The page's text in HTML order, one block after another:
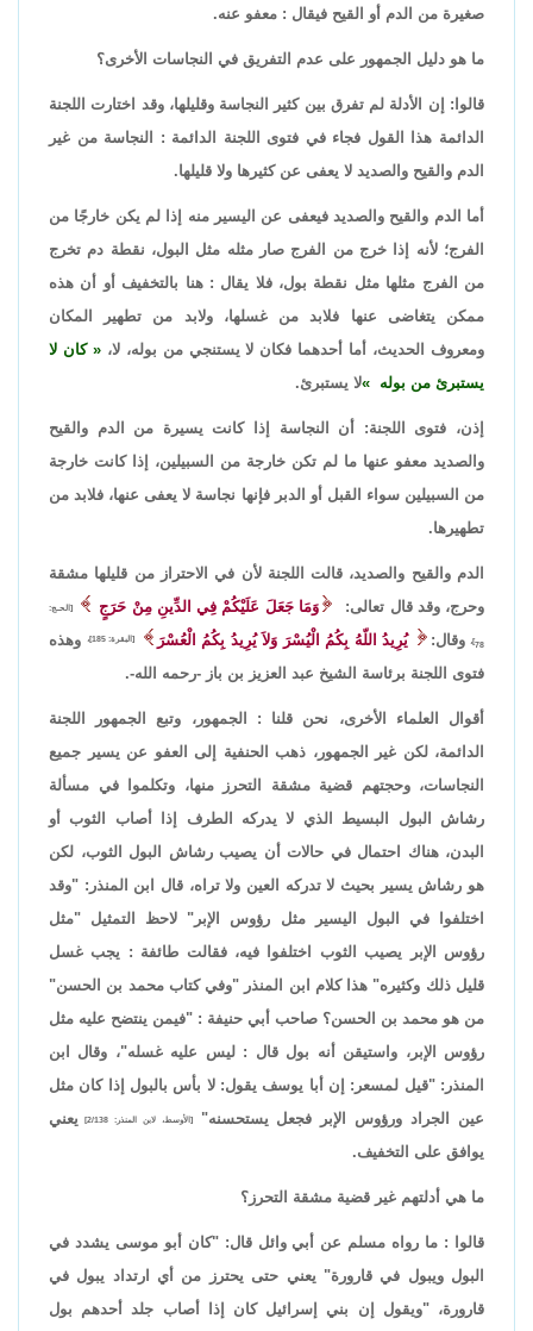
صغيرة من الدم أو القيح فيقال : معفو عنه.
ما هو دليل الجمهور على عدم التفريق في النجاسات الأخرى؟
قالوا: إن الأدلة لم تفرق بين كثير النجاسة وقليلها، وقد اختارت اللجنة
الدائمة هذا القول فجاء في فتوى اللجنة الدائمة : النجاسة من غير
الدم والقيح والصديد لا يعفى عن كثيرها ولا قليلها.
أما الدم والقيح والصديد فيعفى عن اليسير منه إذا لم يكن خارجًا من
الفرج؛ لأنه إذا خرج من الفرج صار مثله مثل البول، نقطة دم تخرج
من الفرج مثلها مثل نقطة بول، فلا يقال : هنا بالتخفيف أو أن هذه
ممكن يتغاضى عنها فلابد من غسلها، ولابد من تطهير المكان
ومعروف الحديث، أما أحدهما فكان لا يستنجي من بوله، لا،
كان لا
يستبرئ من بوله
لا يستبرئ.
إذن، فتوى اللجنة: أن النجاسة إذا كانت يسيرة من الدم والقيح
والصديد معفو عنها ما لم تكن خارجة من السبيلين، إذا كانت خارجة
من السبيلين سواء القبل أو الدبر فإنها نجاسة لا يعفى عنها، فلابد من
تطهيرها.
الدم والقيح والصديد، قالت اللجنة لأن في الاحتراز من قليلها مشقة
وحرج، وقد قال تعالى:
وَمَا جَعَلَ عَلَيْكُمْ فِي الدِّينِ مِنْ حَرَجٍ [الحـج:
78]، وقال: يُرِيدُ اللّهُ بِكُمُ الْيُسْرَ وَلاَ يُرِيدُ بِكُمُ الْعُسْرَ [البقرة: 185]،
وهذه
فتوى اللجنة برئاسة الشيخ عبد العزيز بن باز -رحمه الله-.
أقوال العلماء الأخرى، نحن قلنا : الجمهور، وتبع الجمهور اللجنة
الدائمة، لكن غير الجمهور، ذهب الحنفية إلى العفو عن يسير جميع
النجاسات، وحجتهم قضية مشقة التحرز منها، وتكلموا في مسألة
رشاش البول البسيط الذي لا يدركه الطرف إذا أصاب الثوب أو
البدن، هناك احتمال في حالات أن يصيب رشاش البول الثوب، لكن
هو رشاش يسير بحيث لا تدركه العين ولا تراه، قال ابن المنذر: "وقد
اختلفوا في البول اليسير مثل رؤوس الإبر" لاحظ التمثيل "مثل
رؤوس الإبر يصيب الثوب اختلفوا فيه، فقالت طائفة : يجب غسل
قليل ذلك وكثيره" هذا كلام ابن المنذر "وفي كتاب محمد بن الحسن"
من هو محمد بن الحسن؟ صاحب أبي حنيفة : "فيمن ينتضح عليه مثل
رؤوس الإبر، واستيقن أنه بول قال : ليس عليه غسله"، وقال ابن
المنذر: "قيل لمسعر: إن أبا يوسف يقول: لا بأس بالبول إذا كان مثل
عين الجراد ورؤوس الإبر فجعل يستحسنه"[الأوسط، لابن المنذر: 2/138]
يعني
يوافق على التخفيف.
ما هي أدلتهم غير قضية مشقة التحرز؟
قالوا : ما رواه مسلم عن أبي وائل قال: "كان أبو موسى يشدد في
البول ويبول في قارورة" يعني حتى يحترز من أي ارتداد يبول في
قارورة، "ويقول إن بني إسرائيل كان إذا أصاب جلد أحدهم بول